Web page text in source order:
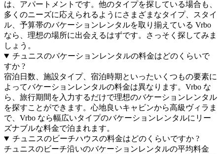
は、アパートメントです。他のタイプを探している場合も、
多くのニーズに応えられるようにさまざまなタイプ、スタイ
ル、予算帯のバケーションレンタルを取り揃えている Vrbo
なら、理想の場所に出会えるはずです。さっそく探してみま
しょう。
チュニスのバケーションレンタルの料金はどのくらいで
すか ?
宿泊日数、施設タイプ、宿泊時期といったいくつもの要素に
よってバケーションレンタルの料金は異なります。Vrbo な
ら、旅行期間を入力するだけで理想のバケーションレンタル
を探すことができます。心地良いキャビンから高級ヴィラま
で、Vrbo なら幅広いタイプのバケーションレンタルにリー
ズナブルな料金で泊まれます。
チュニスのビーチハウスの料金はどのくらいですか ?
チュニスのビーチ沿いのバケーションレンタルの平均料金